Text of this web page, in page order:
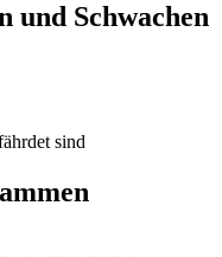
und Schwachen
sind